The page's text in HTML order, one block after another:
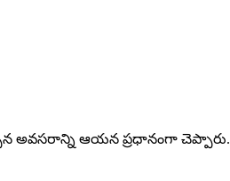
అవసరాన్ని ఆయన ప్రధానంగా చెప్పారు.